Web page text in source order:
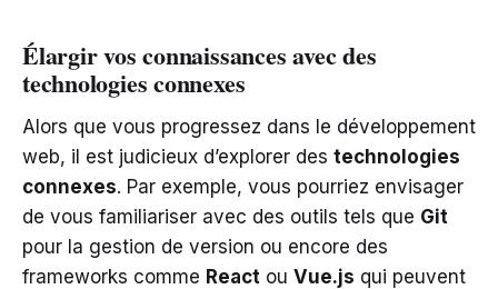
Élargir vos connaissances avec des
technologies connexes
Alors que vous progressez dans le développement
web, il est judicieux d’explorer des technologies
connexes. Par exemple, vous pourriez envisager
de vous familiariser avec des outils tels que Git
pour la gestion de version ou encore des
frameworks comme React ou Vue.js qui peuvent